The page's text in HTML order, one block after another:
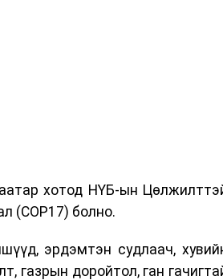
хотод НҮБ-ын
(COP17) болно.
эрдэмтэн судлаач,
газрын доройтол, ган